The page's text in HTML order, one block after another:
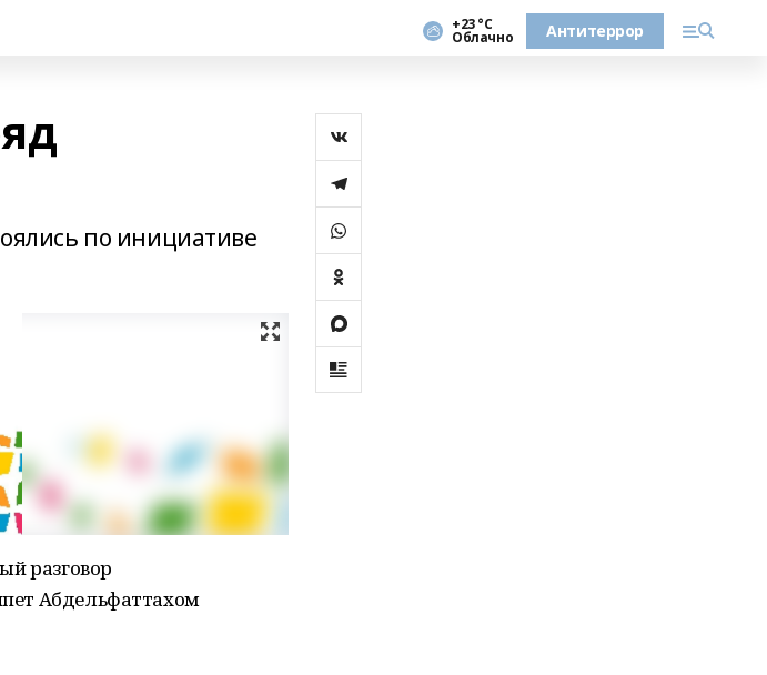
+23 °С
Облачно Антитеррор
по инициативе
разговор
Абдельфаттахом